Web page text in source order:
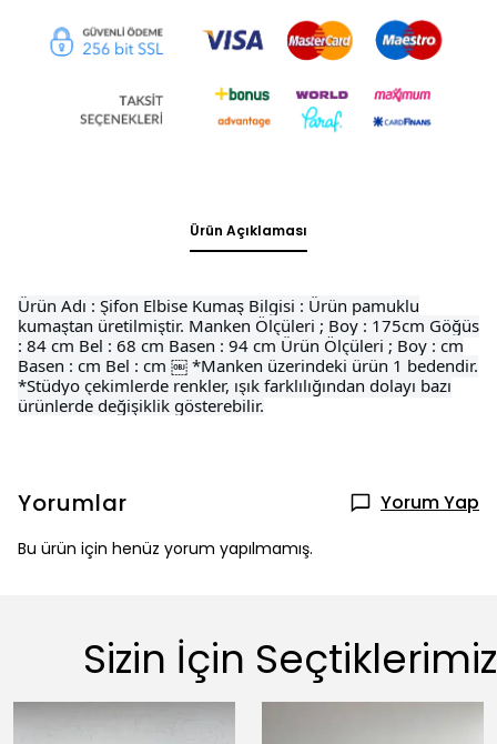
Ürün Açıklaması
Ürün Adı : Şifon Elbise Kumaş Bilgisi : Ürün pamuklu
kumaştan üretilmiştir. Manken Ölçüleri ; Boy : 175cm Göğüs
: 84 cm Bel : 68 cm Basen : 94 cm Ürün Ölçüleri ; Boy : cm
Basen : cm Bel : cm ￼ *Manken üzerindeki ürün 1 bedendir.
*Stüdyo çekimlerde renkler, ışık farklılığından dolayı bazı
ürünlerde değişiklik gösterebilir.
Yorumlar Yorum Yap
Bu ürün için henüz yorum yapılmamış.
Sizin İçin Seçtiklerimiz